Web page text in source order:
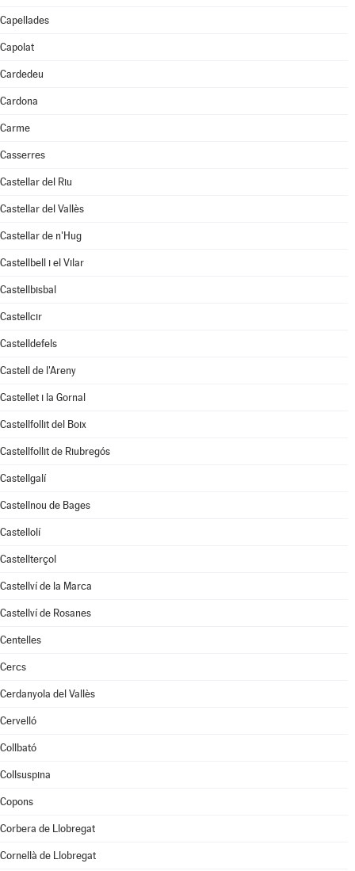
Capellades
Capolat
Cardedeu
Cardona
Carme
Casserres
Castellar del Riu
Castellar del Vallès
Castellar de n'Hug
Castellbell i el Vilar
Castellbisbal
Castellcir
Castelldefels
Castell de l'Areny
Castellet i la Gornal
Castellfollit del Boix
Castellfollit de Riubregós
Castellgalí
Castellnou de Bages
Castellolí
Castellterçol
Castellví de la Marca
Castellví de Rosanes
Centelles
Cercs
Cerdanyola del Vallès
Cervelló
Collbató
Collsuspina
Copons
Corbera de Llobregat
Cornellà de Llobregat